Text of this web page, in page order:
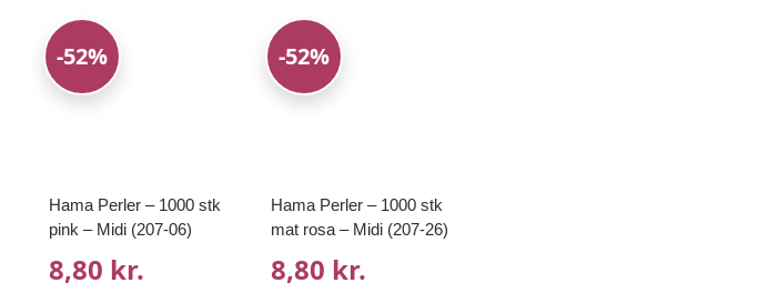
-52%
Hama Perler – 1000 stk
pink – Midi (207-06)
8,80 kr.
-52%
Hama Perler – 1000 stk
mat rosa – Midi (207-26)
8,80 kr.